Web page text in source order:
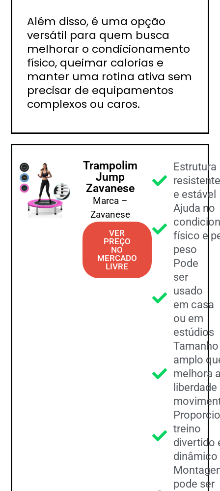
Além disso, é uma opção
versátil para quem busca
melhorar o condicionamento
físico, queimar calorias e
manter uma rotina ativa sem
precisar de equipamentos
complexos ou caros.
Trampolim
Jump
Zavanese
Marca –
Zavanese
VER
PREÇO
NO
MERCADO
LIVRE
Estrutura
resistente
e estável
Ajuda no
físico e
peso
Pode
ser
usado
em casa
ou em
estúdios
Tamanho
amplo
melhora
liberdade
treino
divertido
dinâmico
pode ser